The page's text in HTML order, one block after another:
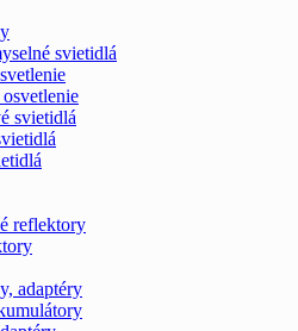
svietidlá
svietidlá
reflektory
adaptéry